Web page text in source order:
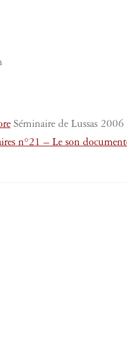
Séminaire de Lussas
n°21 – Le son